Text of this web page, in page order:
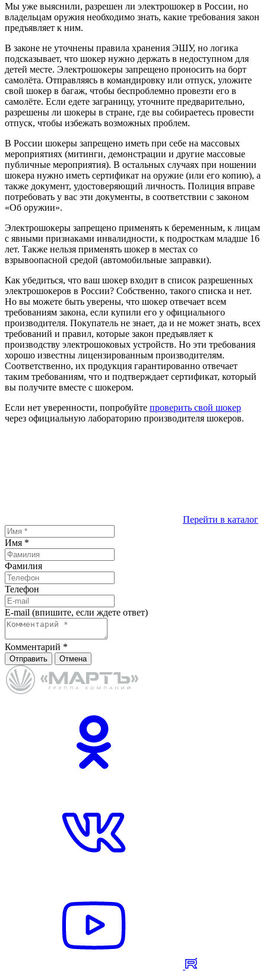
Мы уже выяснили, разрешен ли электрошокер в России, но
владельцам оружия необходимо знать, какие требования закон
предъявляет к ним.
В законе не уточнены правила хранения ЭШУ, но логика
подсказывает, что шокер нужно держать в недоступном для
детей месте. Электрошокеры запрещено проносить на борт
самолёта. Отправляясь в командировку или отпуск, уложите
свой шокер в багаж, чтобы беспроблемно провезти его в
самолёте. Если едете заграницу, уточните предварительно,
разрешены ли шокеры в стране, где вы собираетесь провести
отпуск, чтобы избежать возможных проблем.
В России шокеры запрещено иметь при себе на массовых
мероприятиях (митинги, демонстрации и другие массовые
публичные мероприятия). В остальных случаях при ношении
шокера нужно иметь сертификат на оружие (или его копию), а
также документ, удостоверяющий личность. Полиция вправе
потребовать у вас эти документы, в соответствии с законом
«Об оружии».
Электрошокеры запрещено применять к беременным, к лицам
с явными признаками инвалидности, к подросткам младше 16
лет. Также нельзя применять шокер в местах со
взрывоопасной средой (автомобильные заправки).
Как убедиться, что ваш шокер входит в список разрешенных
электрошокеров в России? Собственно, такого списка и нет.
Но вы можете быть уверены, что шокер отвечает всем
требованиям закона, если купили его у официального
производителя. Покупатель не знает, да и не может знать, всех
требований и правил, которые закон предъявляет к
производству электрошоковых устройств. Но эти требования
хорошо известны лицензированным производителям.
Соответственно, их продукция гарантированно отвечает
таким требованиям, что и подтверждает сертификат, который
вы получите вместе с шокером.
Если нет уверенности, попробуйте проверить свой шокер
через официальную лабораторию производителя шокеров.
Перейти в каталог
Имя *
Фамилия
Телефон
E-mail (впишите, если ждете ответ)
Комментарий *
Отправить Отмена